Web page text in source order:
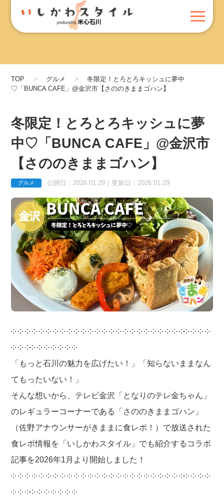
TOP グルメ
冬限定！とろとろキッシュに夢中
♡「BUNCA CAFE」@金沢市【さののきままゴハン】
冬限定！とろとろキッシュに夢
中♡「BUNCA CAFE」@金沢市
【さののきままゴハン】
グルメ 公開日：2026.01.29｜更新日：2026.01.29
༶ ༶ ༶ ༶ ༶ ༶ ༶ ༶ ༶ ༶ ༶ ༶ ༶ ༶ ༶ ༶ ༶ ༶ ༶ ༶ ༶ ༶ ༶ ༶ ༶༶ ༶ ༶ ༶
༶ ༶ ༶༶ ༶ ༶ ༶ ༶ ༶ ༶
「もっと石川の魅力を広げたい！」「知らないままなん
てもったいない！」
そんな想いから、テレビ金沢「となりのテレ金ちゃん」
のレギュラーコーナーである「さののきままゴハン」
（佐野アナウンサーがきままに食レポ！）で放送された
食レポ情報を「いしかわスタイル」でも紹介するコラボ
記事を2026年1月より開始しました！
༶ ༶ ༶ ༶ ༶ ༶ ༶ ༶ ༶ ༶ ༶ ༶ ༶ ༶ ༶ ༶ ༶ ༶ ༶ ༶ ༶ ༶ ༶ ༶ ༶༶ ༶ ༶ ༶
༶ ༶ ༶༶ ༶ ༶ ༶ ༶ ༶ ༶